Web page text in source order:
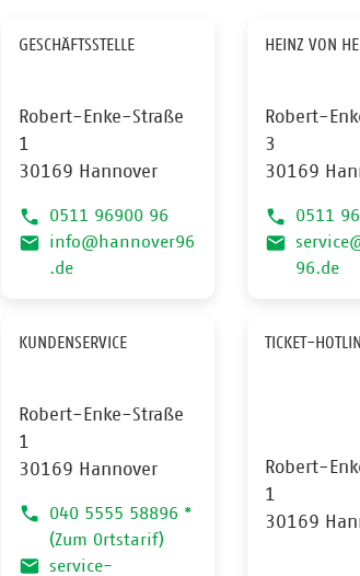
GESCHÄFTSSTELLE
Robert-Enke-Straße
1
30169 Hannover
0511 96900 96
info@hannover96
.de
HEINZ VON
Robert-
3
30169
0511
96.de
KUNDENSERVICE
Robert-Enke-Straße
1
30169 Hannover
040 5555 58896 *
(Zum Ortstarif)
service-
TICKET-
Robert-
1
30169